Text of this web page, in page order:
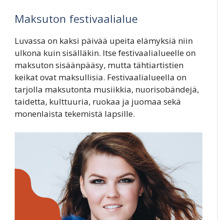
Maksuton festivaalialue
Luvassa on kaksi päivää upeita elämyksiä niin
ulkona kuin sisälläkin. Itse festivaalialueelle on
maksuton sisäänpääsy, mutta tähtiartistien
keikat ovat maksullisia. Festivaalialueella on
tarjolla maksutonta musiikkia, nuorisobändejä,
taidetta, kulttuuria, ruokaa ja juomaa sekä
monenlaista tekemistä lapsille.